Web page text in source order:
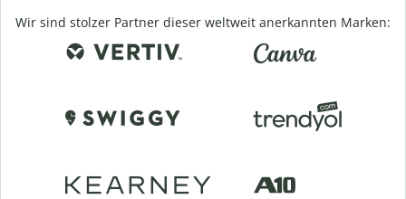
Wir sind stolzer Partner dieser weltweit anerkannten Marken: